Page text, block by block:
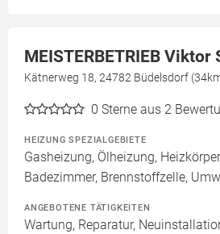
MEISTERBETRIEB Viktor
Kätnerweg 18, 24782 Büdelsdorf
0 Sterne aus 2
HEIZUNG SPEZIALGEBIETE
Gasheizung, Ölheizung,
Badezimmer, Brennstoffzelle,
ANGEBOTENE TÄTIGKEITEN
Wartung, Reparatur,